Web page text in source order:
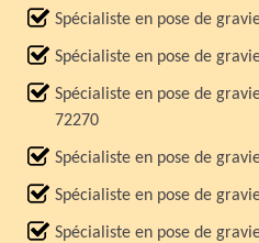
Spécialiste en pose de
Spécialiste en pose de
Spécialiste en pose de
72270
Spécialiste en pose de
Spécialiste en pose de
Spécialiste en pose de